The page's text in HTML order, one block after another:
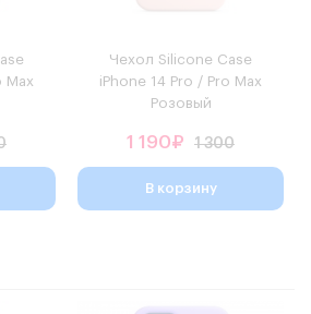
Max
Чехол Silicone Case
iPhone 14 Pro / Pro Max
Розовый
1 190₽ 1 300
В корзину